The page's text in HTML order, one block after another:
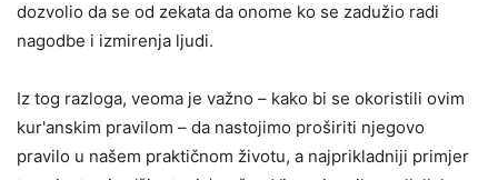
dozvolio da se od zekata da onome ko se zadužio radi
nagodbe i izmirenja ljudi.
Iz tog razloga, veoma je važno – kako bi se okoristili ovim
kur'anskim pravilom – da nastojimo proširiti njegovo
pravilo u našem praktičnom životu, a najprikladniji primjer